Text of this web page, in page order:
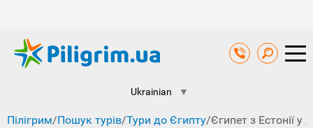
Ukrainian ▼
Пілігрим/Пошук турів/Тури до Єгипту/Єгипет з Естонії у